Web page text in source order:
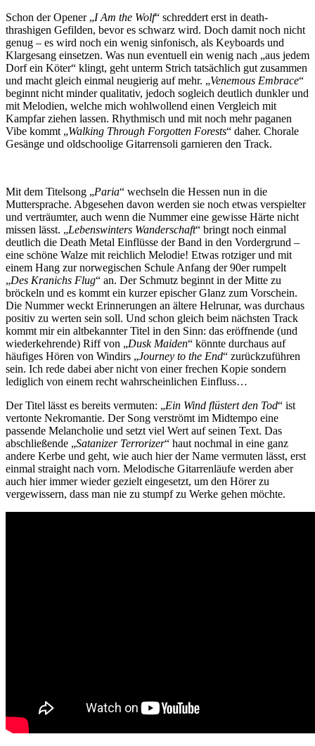
Schon der Opener „I Am the Wolf“ schreddert erst in death-
thrashigen Gefilden, bevor es schwarz wird. Doch damit noch nicht
genug – es wird noch ein wenig sinfonisch, als Keyboards und
Klargesang einsetzen. Was nun eventuell ein wenig nach „aus jedem
Dorf ein Köter“ klingt, geht unterm Strich tatsächlich gut zusammen
und macht gleich einmal neugierig auf mehr. „Venemous Embrace“
beginnt nicht minder qualitativ, jedoch sogleich deutlich dunkler und
mit Melodien, welche mich wohlwollend einen Vergleich mit
Kampfar ziehen lassen. Rhythmisch und mit noch mehr paganen
Vibe kommt „Walking Through Forgotten Forests“ daher. Chorale
Gesänge und oldschoolige Gitarrensoli garnieren den Track.
Mit dem Titelsong „Paria“ wechseln die Hessen nun in die
Muttersprache. Abgesehen davon werden sie noch etwas verspielter
und verträumter, auch wenn die Nummer eine gewisse Härte nicht
missen lässt. „Lebenswinters Wanderschaft“ bringt noch einmal
deutlich die Death Metal Einflüsse der Band in den Vordergrund –
eine schöne Walze mit reichlich Melodie! Etwas rotziger und mit
einem Hang zur norwegischen Schule Anfang der 90er rumpelt
„Des Kranichs Flug“ an. Der Schmutz beginnt in der Mitte zu
bröckeln und es kommt ein kurzer epischer Glanz zum Vorschein.
Die Nummer weckt Erinnerungen an ältere Helrunar, was durchaus
positiv zu werten sein soll. Und schon gleich beim nächsten Track
kommt mir ein altbekannter Titel in den Sinn: das eröffnende (und
wiederkehrende) Riff von „Dusk Maiden“ könnte durchaus auf
häufiges Hören von Windirs „Journey to the End“ zurückzuführen
sein. Ich rede dabei aber nicht von einer frechen Kopie sondern
lediglich von einem recht wahrscheinlichen Einfluss…
Der Titel lässt es bereits vermuten: „Ein Wind flüstert den Tod“ ist
vertonte Nekromantie. Der Song verströmt im Midtempo eine
passende Melancholie und setzt viel Wert auf seinen Text. Das
abschließende „Satanizer Terrorizer“ haut nochmal in eine ganz
andere Kerbe und geht, wie auch hier der Name vermuten lässt, erst
einmal straight nach vorn. Melodische Gitarrenläufe werden aber
auch hier immer wieder gezielt eingesetzt, um den Hörer zu
vergewissern, dass man nie zu stumpf zu Werke gehen möchte.